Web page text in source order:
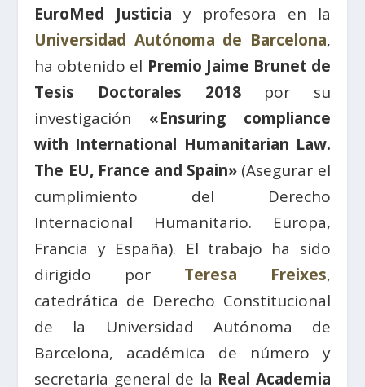
EuroMed Justicia y profesora en la
Universidad Autónoma de Barcelona,
ha obtenido el Premio Jaime Brunet de
Tesis Doctorales 2018por su
investigación «Ensuring compliance
with International Humanitarian Law.
The EU, France and Spain» (Asegurar el
cumplimiento del Derecho
Internacional Humanitario. Europa,
Francia y España). El trabajo ha sido
dirigido por Teresa Freixes,
catedrática de Derecho Constitucional
de la Universidad Autónoma de
Barcelona, académica de número y
secretaria general de la Real Academia